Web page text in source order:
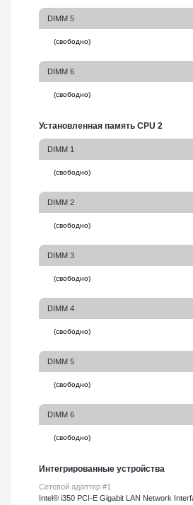
DIMM 5
DIMM 6
Установленная память CPU 2
DIMM 1
DIMM 2
DIMM 3
DIMM 4
DIMM 5
DIMM 6
Интегрированные устройства
Сетевой адаптер #1
Intel® i350 PCI-E Gigabit LAN Network